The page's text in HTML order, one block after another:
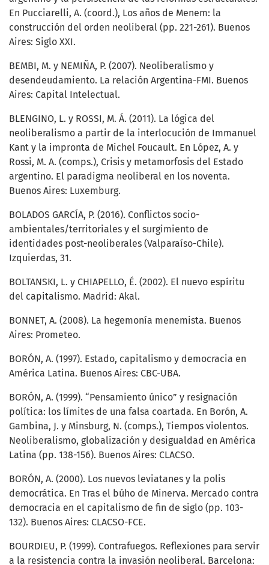
En Pucciarelli, A. (coord.), Los años de Menem: la
construcción del orden neoliberal (pp. 221-261). Buenos
Aires: Siglo XXI.
BEMBI, M. y NEMIÑA, P. (2007). Neoliberalismo y
desendeudamiento. La relación Argentina-FMI. Buenos
Aires: Capital Intelectual.
BLENGINO, L. y ROSSI, M. Á. (2011). La lógica del
neoliberalismo a partir de la interlocución de Immanuel
Kant y la impronta de Michel Foucault. En López, A. y
Rossi, M. A. (comps.), Crisis y metamorfosis del Estado
argentino. El paradigma neoliberal en los noventa.
Buenos Aires: Luxemburg.
BOLADOS GARCÍA, P. (2016). Conflictos socio-
ambientales/territoriales y el surgimiento de
identidades post-neoliberales (Valparaíso-Chile).
Izquierdas, 31.
BOLTANSKI, L. y CHIAPELLO, É. (2002). El nuevo espíritu
del capitalismo. Madrid: Akal.
BONNET, A. (2008). La hegemonía menemista. Buenos
Aires: Prometeo.
BORÓN, A. (1997). Estado, capitalismo y democracia en
América Latina. Buenos Aires: CBC-UBA.
BORÓN, A. (1999). “Pensamiento único” y resignación
política: los límites de una falsa coartada. En Borón, A.
Gambina, J. y Minsburg, N. (comps.), Tiempos violentos.
Neoliberalismo, globalización y desigualdad en América
Latina (pp. 138-156). Buenos Aires: CLACSO.
BORÓN, A. (2000). Los nuevos leviatanes y la polis
democrática. En Tras el búho de Minerva. Mercado contra
democracia en el capitalismo de fin de siglo (pp. 103-
132). Buenos Aires: CLACSO-FCE.
BOURDIEU, P. (1999). Contrafuegos. Reflexiones para servir
a la resistencia contra la invasión neoliberal. Barcelona: